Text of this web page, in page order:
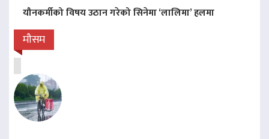
यौनकर्मीको विषय उठान गरेको सिनेमा ‘लालिमा’ हलमा
मौसम